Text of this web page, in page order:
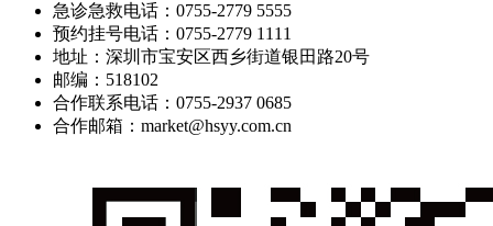
急诊急救电话：0755-2779 5555
预约挂号电话：0755-2779 1111
地址：深圳市宝安区西乡街道银田路20号
邮编：518102
合作联系电话：0755-2937 0685
合作邮箱：market@hsyy.com.cn